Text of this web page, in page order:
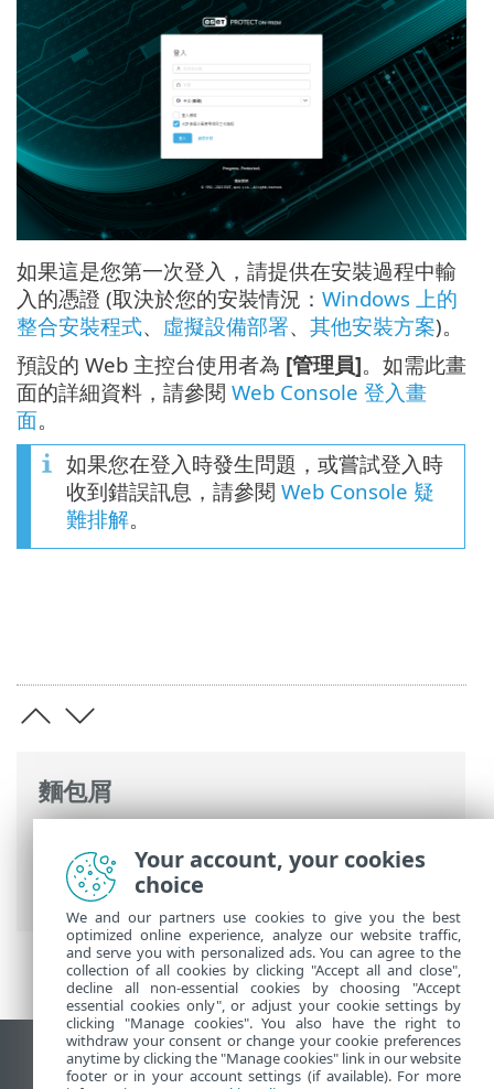
麵包屑
開始使用
> 開啟 ESET PROTECT Web
Console
如果這是您第一次登入，請提供在安裝過程中輸
入的憑證 (取決於您的安裝情況： Windows 上的
整合安裝程式、 虛擬設備部署、 其他安裝方案)。
預設的 Web 主控台使用者為 [管理員]。如需此畫
面的詳細資料，請參閱 Web Console 登入畫
面。
如果您在登入時發生問題，或嘗試登入時
收到錯誤訊息，請參閱 Web Console 疑
難排解。
檢視桌面網站
Your account, your cookies
choice
We and our partners use cookies to give you the best
optimized online experience, analyze our website traffic,
and serve you with personalized ads. You can agree to the
collection of all cookies by clicking "Accept all and close",
decline all non-essential cookies by choosing "Accept
essential cookies only", or adjust your cookie settings by
clicking "Manage cookies". You also have the right to
withdraw your consent or change your cookie preferences
anytime by clicking the "Manage cookies" link in our website
footer or in your account settings (if available). For more